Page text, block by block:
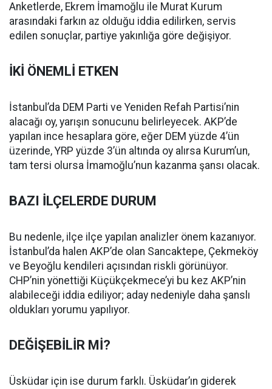
Anketlerde, Ekrem İmamoğlu ile Murat Kurum
arasındaki farkın az olduğu iddia edilirken, servis
edilen sonuçlar, partiye yakınlığa göre değişiyor.
İKİ ÖNEMLİ ETKEN
İstanbul’da DEM Parti ve Yeniden Refah Partisi’nin
alacağı oy, yarışın sonucunu belirleyecek. AKP’de
yapılan ince hesaplara göre, eğer DEM yüzde 4’ün
üzerinde, YRP yüzde 3’ün altında oy alırsa Kurum’un,
tam tersi olursa İmamoğlu’nun kazanma şansı olacak.
BAZI İLÇELERDE DURUM
Bu nedenle, ilçe ilçe yapılan analizler önem kazanıyor.
İstanbul’da halen AKP’de olan Sancaktepe, Çekmeköy
ve Beyoğlu kendileri açısından riskli görünüyor.
CHP’nin yönettiği Küçükçekmece’yi bu kez AKP’nin
alabileceği iddia ediliyor; aday nedeniyle daha şanslı
oldukları yorumu yapılıyor.
DEĞİŞEBİLİR Mİ?
Üsküdar için ise durum farklı. Üsküdar’ın giderek